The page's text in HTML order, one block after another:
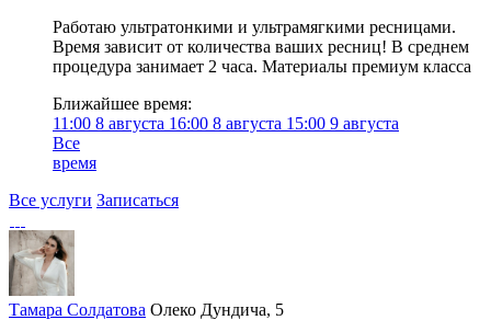
Работаю ультратонкими и ультрамягкими ресницами.
Время зависит от количества ваших ресниц! В среднем
процедура занимает 2 часа. Материалы премиум класса
Ближайшее время:
11:00 8 августа 16:00 8 августа 15:00 9 августа
Все
время
Все услуги Записаться
Тамара Солдатова Олеко Дундича, 5